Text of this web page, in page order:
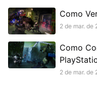
Como
2 de mar. de
Como
2 de mar. de